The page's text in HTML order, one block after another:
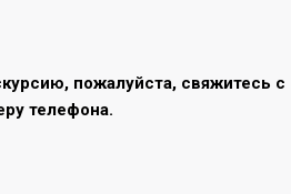
пожалуйста, свяжитесь с
телефона.